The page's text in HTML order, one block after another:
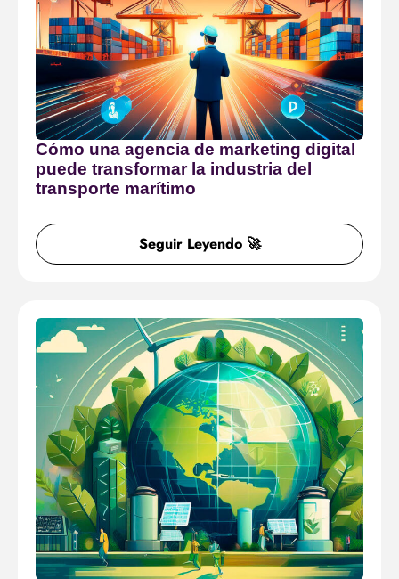
Cómo una agencia de marketing digital
puede transformar la industria del
transporte marítimo
Seguir Leyendo 🚀